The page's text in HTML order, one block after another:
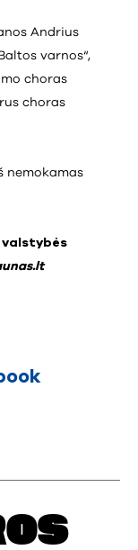
Andrius
varnos“,
choras
choras
nemokamas
valstybės